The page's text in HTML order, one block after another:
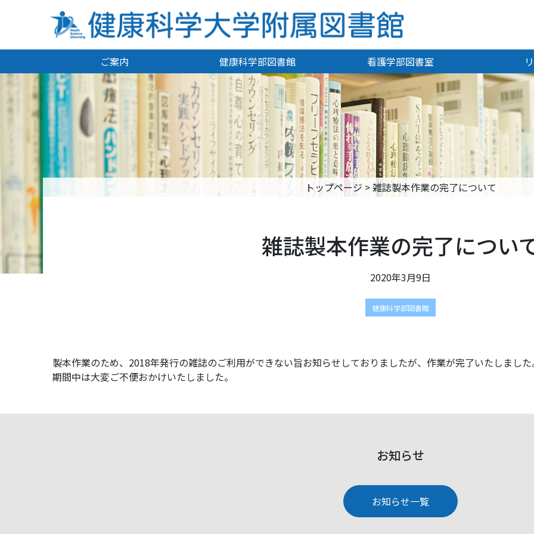
ご案内 健康科学部図書館 看護学部図書室
トップページ >雑誌製本作業の完了について
雑誌製本作業の完了につい
2020年3月9日
健康科学部図書館
製本作業のため、2018年発行の雑誌のご利用ができない旨お知らせしておりましたが、作業が完了いたしました
期間中は大変ご不便おかけいたしました。
お知らせ
お知らせ一覧